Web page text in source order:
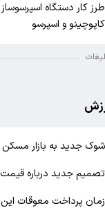
طرز کار دستگاه
کاپوچینو و اسپرسو
شوک جدید به بازار
تصمیم جدید درباره
زمان پرداخت معوقات